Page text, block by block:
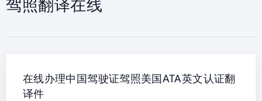
在线办理中国驾驶证驾照美国ATA英文认证翻
译件